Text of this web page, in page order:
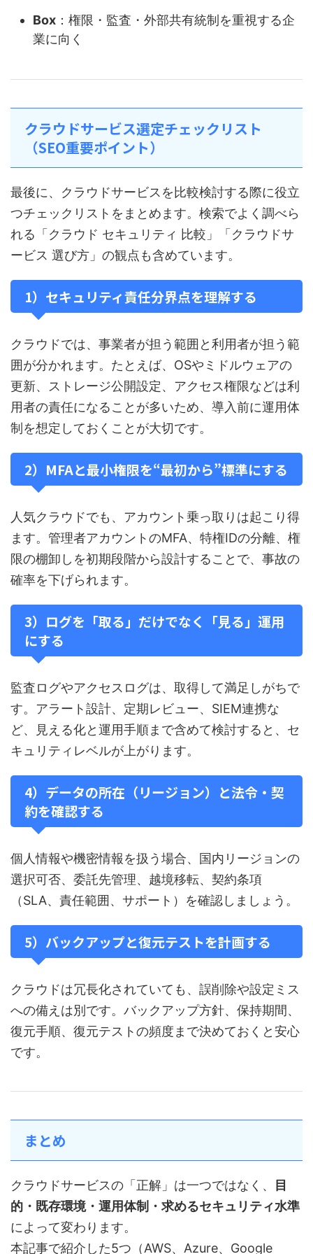
Box ：権限・監査・外部共有統制を重視する企
業に向く
クラウドサービス選定チェックリスト
（SEO重要ポイント）
最後に、クラウドサービスを比較検討する際に役立
つチェックリストをまとめます。検索でよく調べら
れる「クラウド セキュリティ 比較」「クラウドサ
ービス 選び方」の観点も含めています。
1）セキュリティ責任分界点を理解する
クラウドでは、事業者が担う範囲と利用者が担う範
囲が分かれます。たとえば、OSやミドルウェアの
更新、ストレージ公開設定、アクセス権限などは利
用者の責任になることが多いため、導入前に運用体
制を想定しておくことが大切です。
2）MFAと最小権限を“最初から”標準にする
人気クラウドでも、アカウント乗っ取りは起こり得
ます。管理者アカウントのMFA、特権IDの分離、権
限の棚卸しを初期段階から設計することで、事故の
確率を下げられます。
3）ログを「取る」だけでなく「見る」運用
にする
監査ログやアクセスログは、取得して満足しがちで
す。アラート設計、定期レビュー、SIEM連携な
ど、見える化と運用手順まで含めて検討すると、セ
キュリティレベルが上がります。
4）データの所在（リージョン）と法令・契
約を確認する
個人情報や機密情報を扱う場合、国内リージョンの
選択可否、委託先管理、越境移転、契約条項
（SLA、責任範囲、サポート）を確認しましょう。
5）バックアップと復元テストを計画する
クラウドは冗長化されていても、誤削除や設定ミス
への備えは別です。バックアップ方針、保持期間、
復元手順、復元テストの頻度まで決めておくと安心
です。
まとめ
クラウドサービスの「正解」は一つではなく、
目
的・既存環境・運用体制・求めるセキュリティ水準
によって変わります。
本記事で紹介した5つ（AWS、Azure、Google